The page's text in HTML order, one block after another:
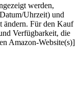
werden,
Uhrzeit) und
ändern. Für den Kauf
Verfügbarkeit, die
Amazon-Website(s)]